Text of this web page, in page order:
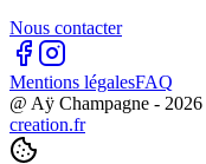
Nous contacter
Mentions légalesFAQ
@ Aÿ Champagne - 2026
creation.fr